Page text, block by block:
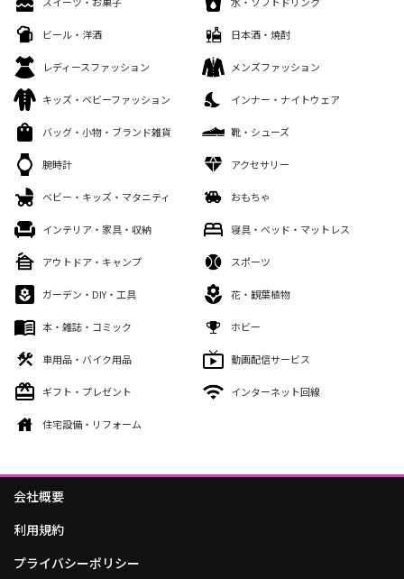
ビール・洋酒 日本酒・焼酎
レディースファッション メンズファッション
キッズ・ベビーファッション インナー・ナイトウェア
バッグ・小物・ブランド雑貨 靴・シューズ
腕時計 アクセサリー
ベビー・キッズ・マタニティ おもちゃ
インテリア・家具・収納 寝具・ベッド・マットレス
アウトドア・キャンプ スポーツ
ガーデン・DIY・工具 花・観葉植物
本・雑誌・コミック ホビー
車用品・バイク用品 動画配信サービス
ギフト・プレゼント インターネット回線
住宅設備・リフォーム
会社概要
利用規約
プライバシーポリシー